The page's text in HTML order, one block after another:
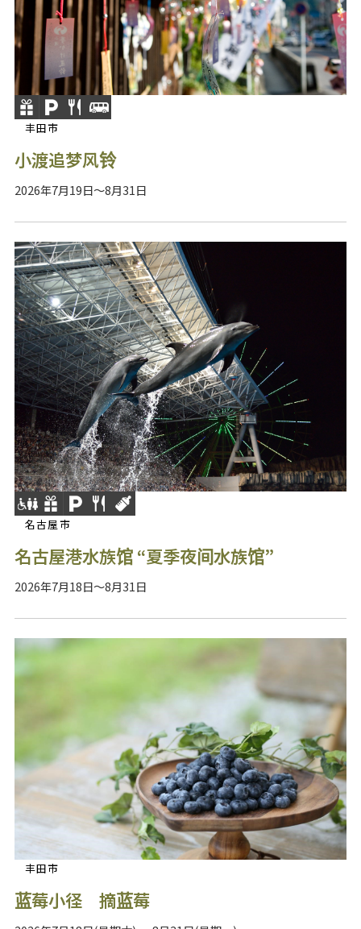
丰田市
小渡追梦风铃
2026年7月19日～8月31日
名古屋市
名古屋港水族馆 “夏季夜间水族馆”
2026年7月18日～8月31日
丰田市
蓝莓小径 摘蓝莓